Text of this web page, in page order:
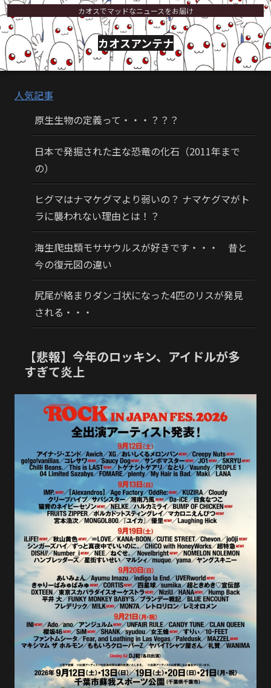
カオスでマッドなニュースをお届け
カオスアンテナ
人気記事
原生生物の定義って・・・？？？
日本で発掘された主な恐竜の化石（2011年まで
の）
ヒグマはナマケグマより弱いの？ ナマケグマがト
ラに襲われない理由とは！？
海生爬虫類モササウルスが好きです・・・ 昔と
今の復元図の違い
尻尾が絡まりダンゴ状になった4匹のリスが発見
される・・・
【悲報】今年のロッキン、アイドルが多
すぎて炎上